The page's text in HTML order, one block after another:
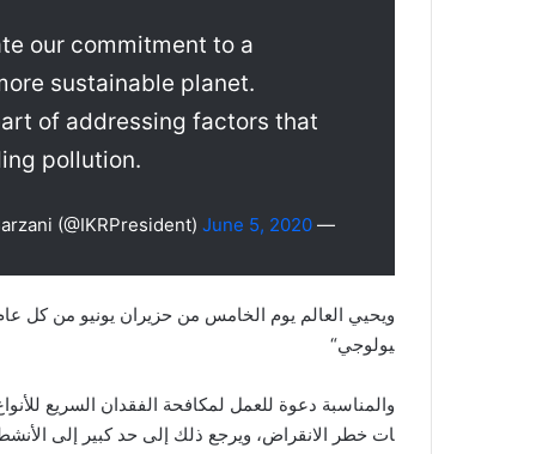
our commitment to a
sustainable planet.
of addressing factors that
pollution.
— Nechirvan Barzani (@IKRPresident)
June 5, 2020
ويحيي العالم يوم الخامس من حزيران يونيو من كل عام،
يولوجي“
والمناسبة دعوة للعمل لمكافحة الفقدان السريع
ات خطر الانقراض، ويرجع ذلك إلى حد كبير إلى